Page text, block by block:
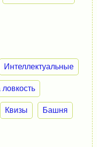
Интеллектуальные
ловкость
Квизы Башня